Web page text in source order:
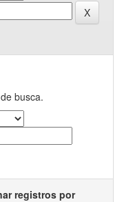
busca.
registros por